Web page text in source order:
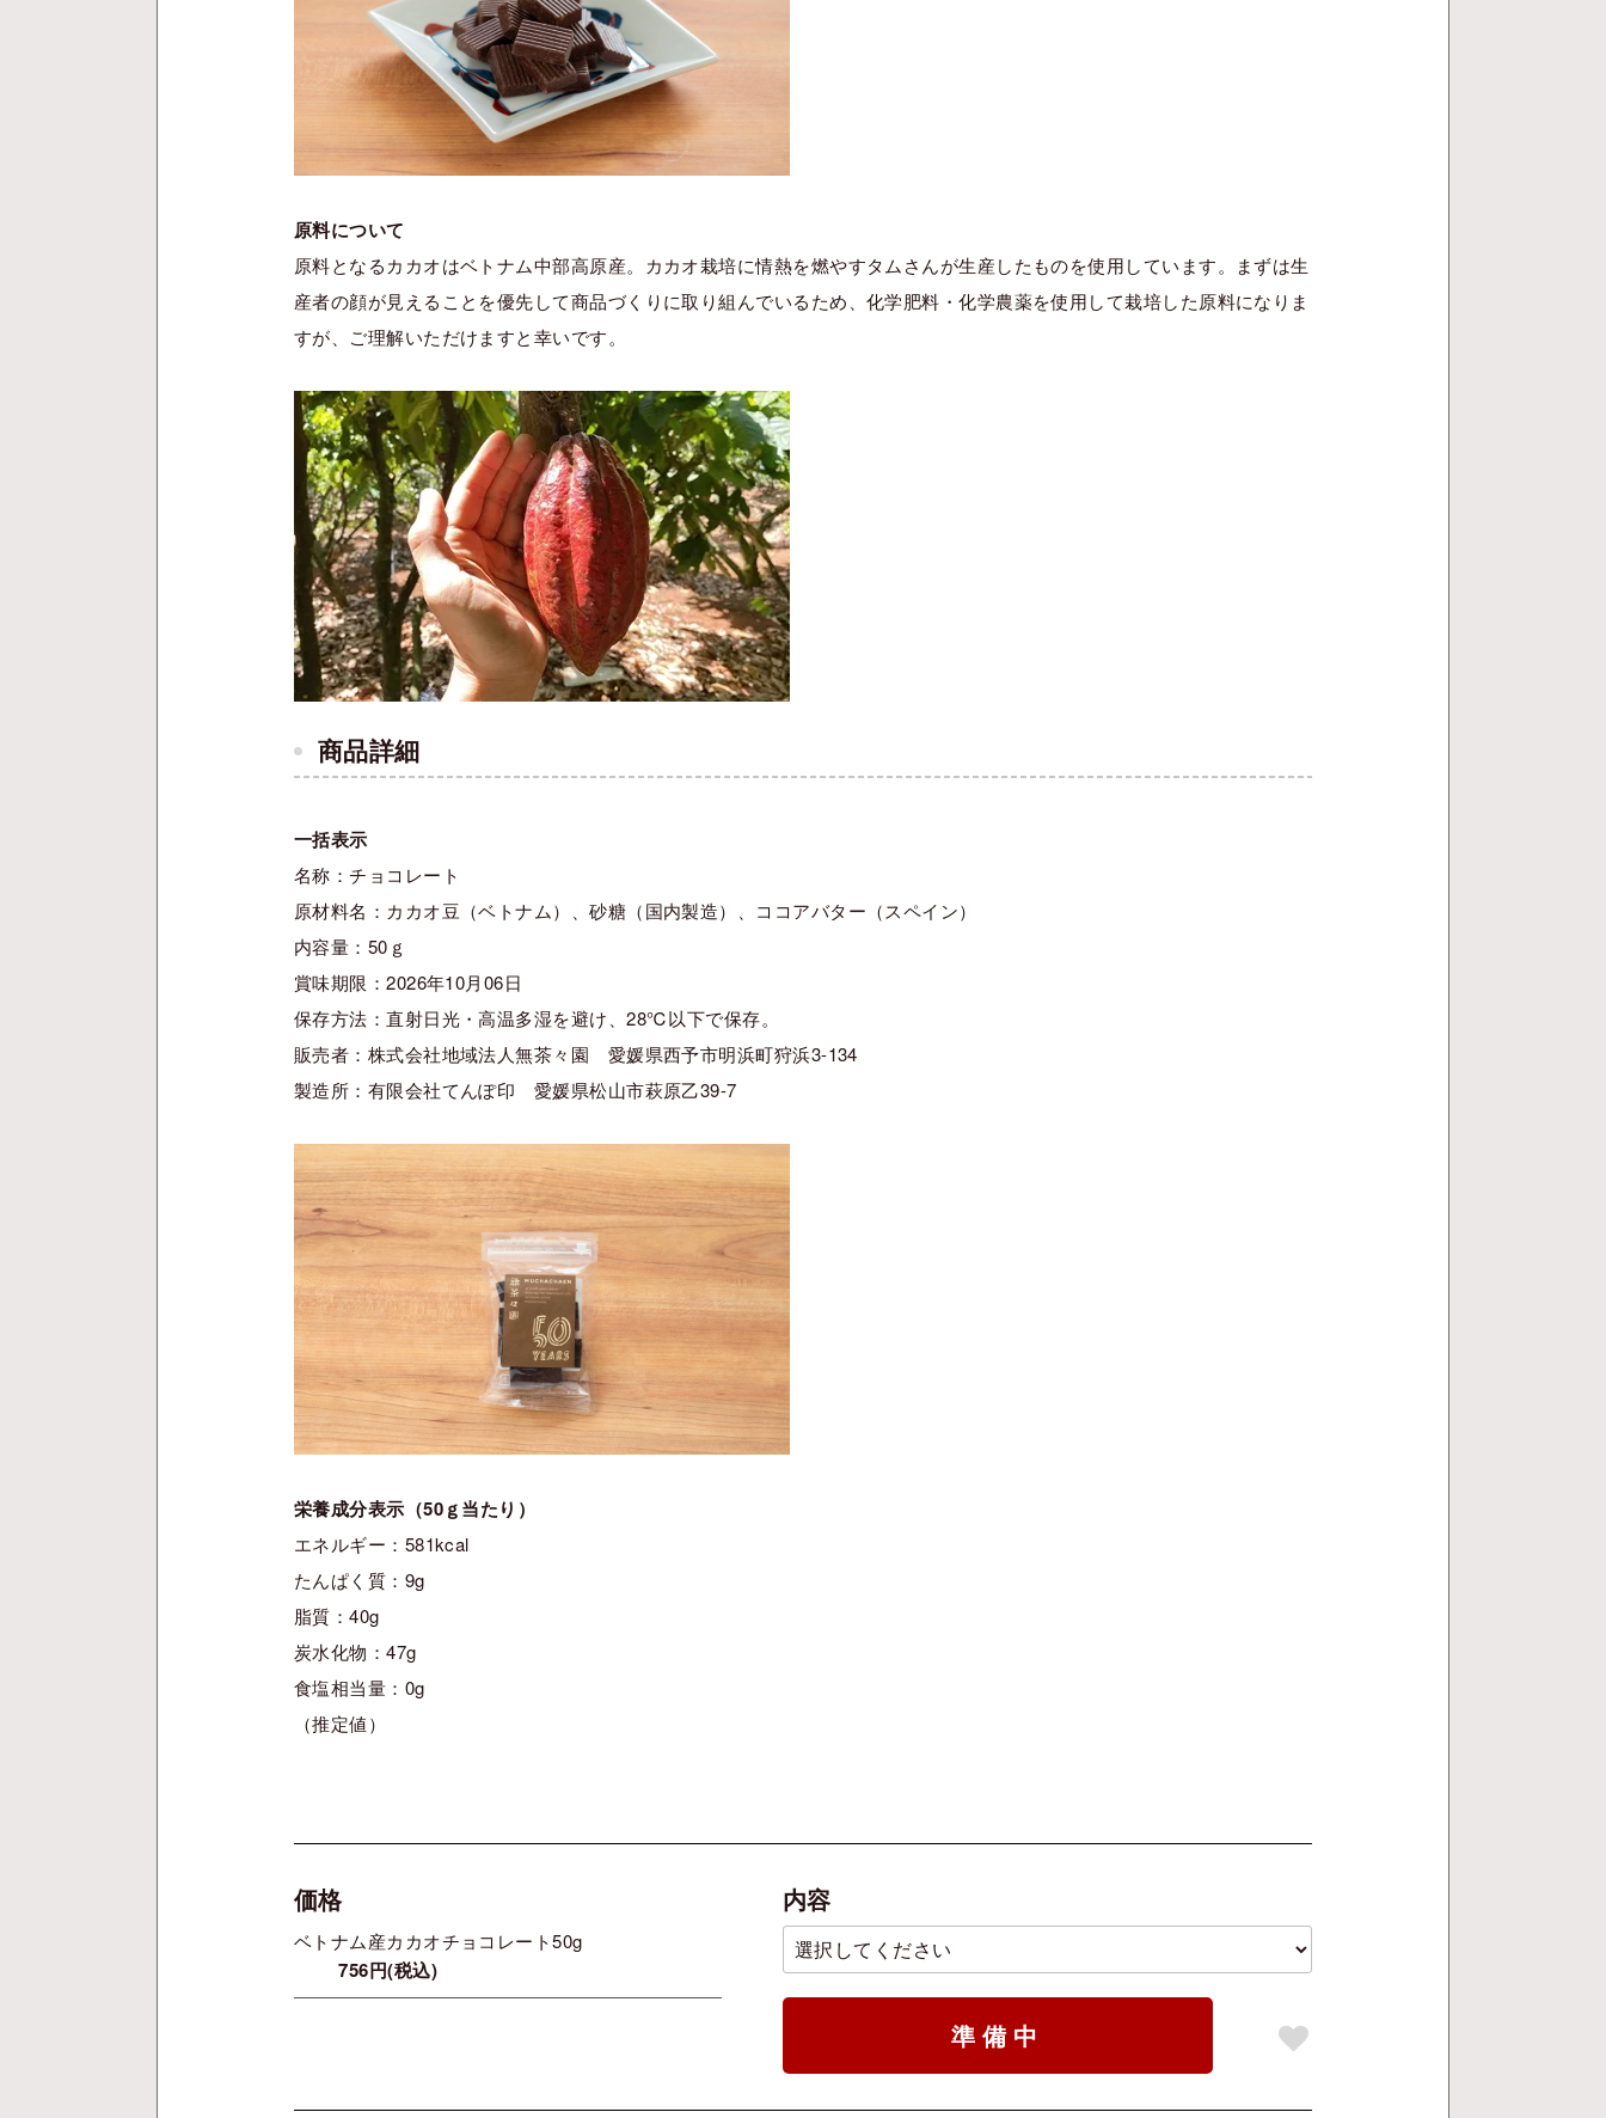
原料について
原料となるカカオはベトナム中部高原産。カカオ栽培に情熱を燃やすタムさんが生産したものを使用しています。まずは生
産者の顔が見えることを優先して商品づくりに取り組んでいるため、化学肥料・化学農薬を使用して栽培した原料になりま
すが、ご理解いただけますと幸いです。
商品詳細
一括表示
名称：チョコレート
原材料名：カカオ豆（ベトナム）、砂糖（国内製造）、ココアバター（スペイン）
内容量：50ｇ
賞味期限：2026年10月06日
保存方法：直射日光・高温多湿を避け、28℃以下で保存。
販売者：株式会社地域法人無茶々園 愛媛県西予市明浜町狩浜3-134
製造所：有限会社てんぽ印 愛媛県松山市萩原乙39-7
栄養成分表示（50ｇ当たり）
エネルギー：581kcal
たんぱく質：9g
脂質：40g
炭水化物：47g
食塩相当量：0g
（推定値）
価格
ベトナム産カカオチョコレート50g
756円(税込)
内容
準備中